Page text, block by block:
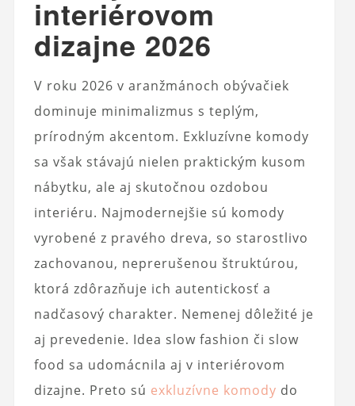
interiérovom
dizajne 2026
V roku 2026 v aranžmánoch obývačiek
dominuje minimalizmus s teplým,
prírodným akcentom. Exkluzívne komody
sa však stávajú nielen praktickým kusom
nábytku, ale aj skutočnou ozdobou
interiéru. Najmodernejšie sú komody
vyrobené z pravého dreva, so starostlivo
zachovanou, neprerušenou štruktúrou,
ktorá zdôrazňuje ich autentickosť a
nadčasový charakter. Nemenej dôležité je
aj prevedenie. Idea slow fashion či slow
food sa udomácnila aj v interiérovom
dizajne. Preto sú exkluzívne komody do